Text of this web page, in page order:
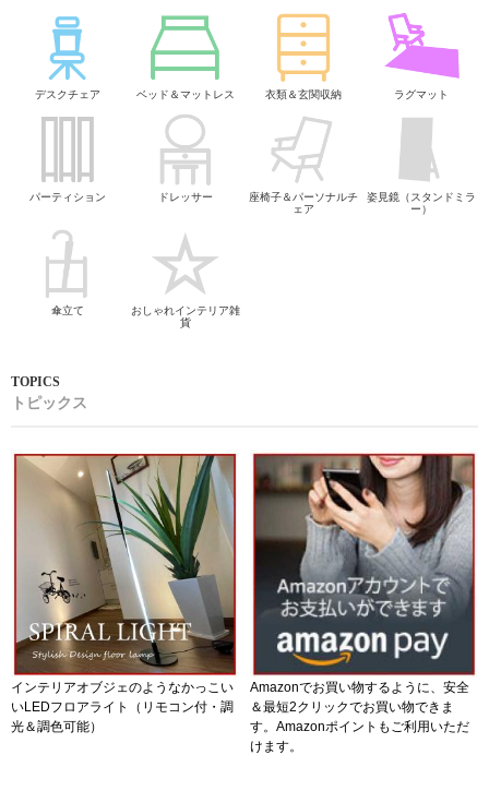
デスクチェア ベッド＆マットレス 衣類＆玄関収納 ラグマット
パーティション ドレッサー
座椅子＆パーソナルチ
ェア
姿見鏡（スタンドミラ
ー）
傘立て
おしゃれインテリア雑
貨
トピックス
インテリアオブジェのようなかっこい
いLEDフロアライト（リモコン付・調
光＆調色可能）
Amazonでお買い物するように、安全
＆最短2クリックでお買い物できま
す。Amazonポイントもご利用いただ
けます。